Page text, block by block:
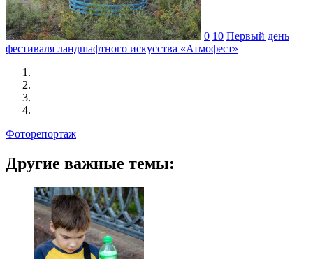
0 10 Первый день
фестиваля ландшафтного искусства «Атмофест»
Фоторепортаж
Другие важные темы: